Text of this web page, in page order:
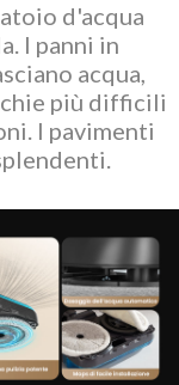
d'acqua
I panni in
acqua,
più difficili
I pavimenti